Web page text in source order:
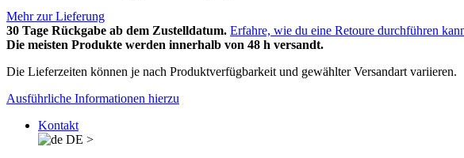
Mehr zur Lieferung
30 Tage Rückgabe ab dem Zustelldatum. Erfahre, wie du eine Retoure durchführen
Die meisten Produkte werden innerhalb von 48 h versandt.
Die Lieferzeiten können je nach Produktverfügbarkeit und gewählter Versandart variieren.
Ausführliche Informationen hierzu
Kontakt
DE >